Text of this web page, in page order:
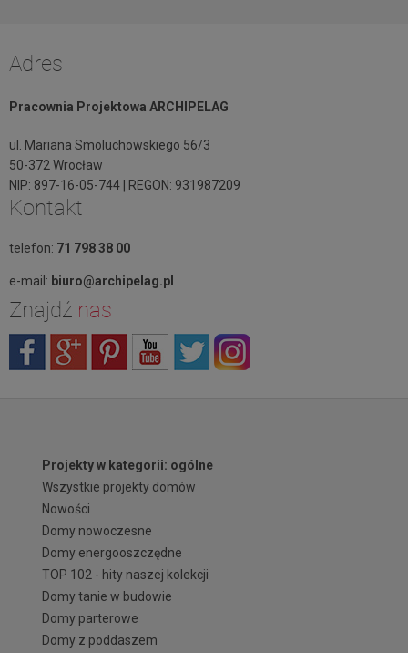
Adres
Pracownia Projektowa ARCHIPELAG
ul. Mariana Smoluchowskiego 56/3
50-372 Wrocław
NIP: 897-16-05-744 | REGON: 931987209
Kontakt
telefon: 71 798 38 00
e-mail: biuro@archipelag.pl
Znajdź nas
Projekty w kategorii: ogólne
Wszystkie projekty domów
Nowości
Domy nowoczesne
Domy energooszczędne
TOP 102 - hity naszej kolekcji
Domy tanie w budowie
Domy parterowe
Domy z poddaszem